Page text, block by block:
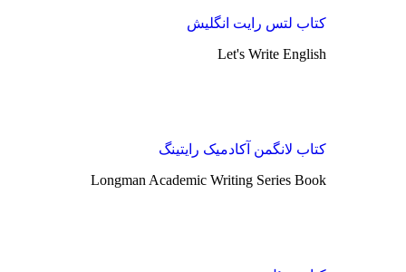
کتاب لتس رایت انگلیش
Let's Write English
کتاب لانگمن آکادمیک رایتینگ
Longman Academic Writing Series Book